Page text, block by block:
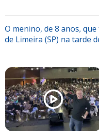
O menino, de 8 anos,
de Limeira (SP) na tarde